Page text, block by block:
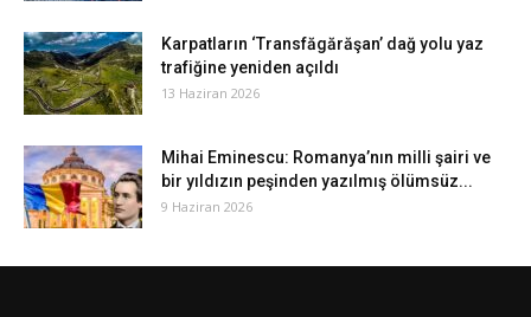
Karpatların ‘Transfăgărăşan’ dağ yolu yaz
trafiğine yeniden açıldı
13 Haziran 2026
Mihai Eminescu: Romanya’nın milli şairi ve
bir yıldızın peşinden yazılmış ölümsüz...
9 Haziran 2026